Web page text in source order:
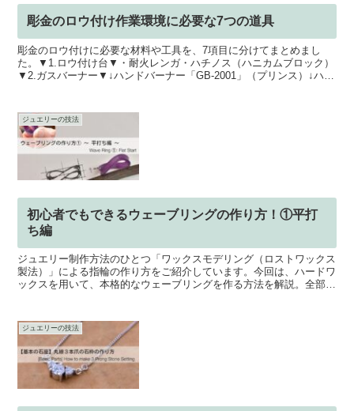
彫金のロウ付け作業環境に必要な7つの道具
彫金のロウ付けに必要な材料や工具を、7項目に分けてまとめまし
た。▼1.ロウ付け台▼・耐火レンガ・ハチノス（ハニカムブロック）
▼2.ガスバーナー▼↓ハンドバーナー「GB-2001」（プリンス）↓ハン
ジュエリーの技法
初心者でもできるウェーブリングの作り方！①平打
ち編
ジュエリー制作方法のひとつ「ワックスモデリング（ロストワックス
製法）」による指輪の作り方をご紹介しています。今回は、ハードワ
ックスを用いて、本格的なウェーブリングを作る方法を解説。全部で
ジュエリーの技法